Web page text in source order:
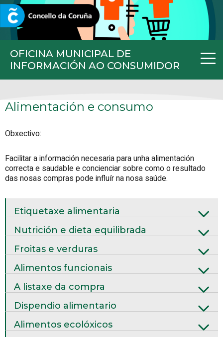
OFICINA MUNICIPAL DE
INFORMACIÓN AO CONSUMIDOR
CORUNA.GAL
Alimentación e consumo
Obxectivo:
Facilitar a información necesaria para unha alimentación
correcta e saudable e concienciar sobre como o resultado
das nosas compras pode influír na nosa saúde.
Etiquetaxe alimentaria
Nutrición e dieta equilibrada
Froitas e verduras
Alimentos funcionais
A listaxe da compra
Dispendio alimentario
Alimentos ecolóxicos